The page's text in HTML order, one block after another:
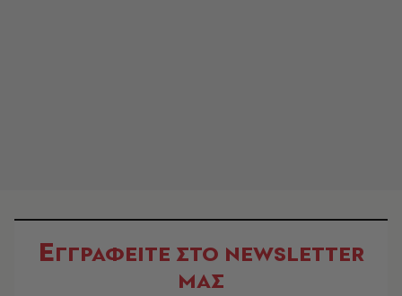
ΕΓΓΡΑΦΕΙΤΕ ΣΤΟ NEWSLETTER
ΜΑΣ